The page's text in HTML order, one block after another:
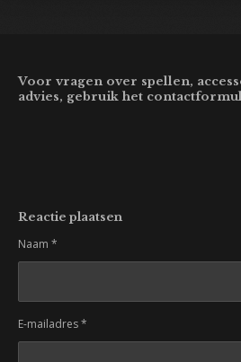
Voor vragen over spellen,
advies, gebruik het
Reactie plaatsen
Naam *
E-mailadres *